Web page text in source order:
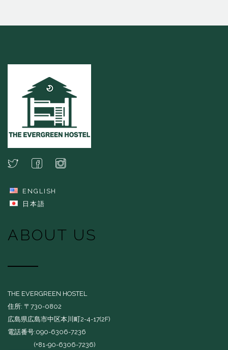
ENGLISH
日本語
ABOUT US
THE EVERGREEN HOSTEL
住所: 〒730-0802
広島県広島市中区本川町2-4-17(2F)
電話番号:090-6306-7236
(+81-90-6306-7236)